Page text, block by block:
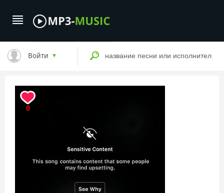
Войти
0